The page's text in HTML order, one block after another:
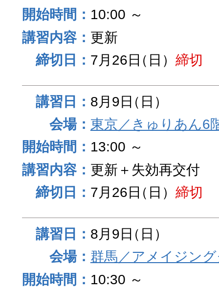
10:00 ～
更新
7月26日（日） 締切
8月9日（日）
東京／きゅりあん6
13:00 ～
更新＋失効再交付
7月26日（日） 締切
8月9日（日）
群馬／アメイジン
10:30 ～